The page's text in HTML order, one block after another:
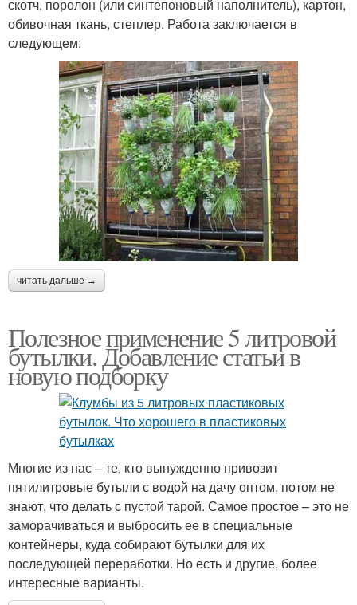
скотч, поролон (или синтепоновый наполнитель), картон,
обивочная ткань, степлер. Работа заключается в
следующем:
читать дальше →
Полезное применение 5 литровой
бутылки. Добавление статьи в
новую подборку
Многие из нас – те, кто вынужденно привозит
пятилитровые бутыли с водой на дачу оптом, потом не
знают, что делать с пустой тарой. Самое простое – это не
заморачиваться и выбросить ее в специальные
контейнеры, куда собирают бутылки для их
последующей переработки. Но есть и другие, более
интересные варианты.